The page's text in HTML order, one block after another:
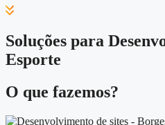
Soluções para
Esporte
O que fazemos?